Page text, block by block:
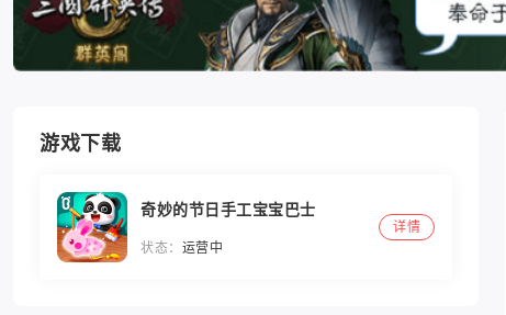
游戏下载
奇妙的节日手工宝宝巴士
状态： 运营中
详情